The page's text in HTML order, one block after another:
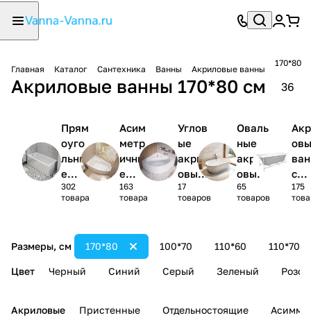
Главная Каталог Сантехника Ванны Акриловые ванны
170*80
Акриловые ванны 170*80 см 36
Прям
оуго
льны
е
акри
ловы
ванн
ы
302
товара
Асим
метр
ичны
е
акри
ловы
ванн
163
товара
Углов
ые
акрил
овые
ванны
1/4
17
товаров
Оваль
ные
акрил
овые
ванны
65
товаров
с
сом
)
175
Размеры, см 100*70 110*60 110*70
170*80
Цвет Черный Синий Серый Зеленый
Акриловые Пристенные Отдельностоящие